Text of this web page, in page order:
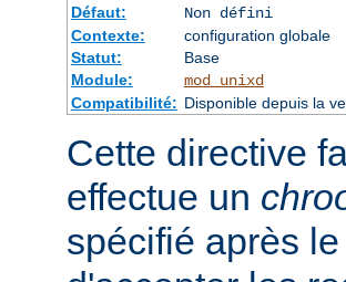
Défaut:
Non défini
Contexte:
configuration globale
Statut:
Base
Module:
mod_unixd
Compatibilité: Disponible depuis la
Cette directive
effectue un
spécifié après